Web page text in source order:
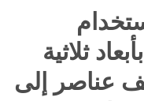
خلفيات حية بدقة 4K بأبعاد ثلاثية
عناصر إلى